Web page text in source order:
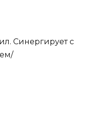
Синергирует с